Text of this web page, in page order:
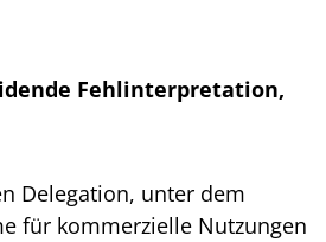
Fehlinterpretation,
Delegation, unter dem
für kommerzielle Nutzungen